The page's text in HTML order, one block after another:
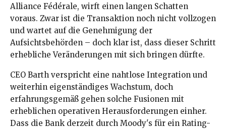
Alliance Fédérale, wirft einen langen Schatten
voraus. Zwar ist die Transaktion noch nicht vollzogen
und wartet auf die Genehmigung der
Aufsichtsbehörden – doch klar ist, dass dieser Schritt
erhebliche Veränderungen mit sich bringen dürfte.
CEO Barth verspricht eine nahtlose Integration und
weiterhin eigenständiges Wachstum, doch
erfahrungsgemäß gehen solche Fusionen mit
erheblichen operativen Herausforderungen einher.
Dass die Bank derzeit durch Moody's für ein Rating-